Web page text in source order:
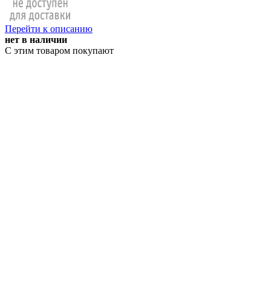
Перейти к описанию
нет в наличии
С этим товаром покупают